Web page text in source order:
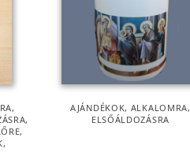
,
,
,
,
AJÁNDÉKOK, ALKALOMRA,
ELSŐÁLDOZÁSRA